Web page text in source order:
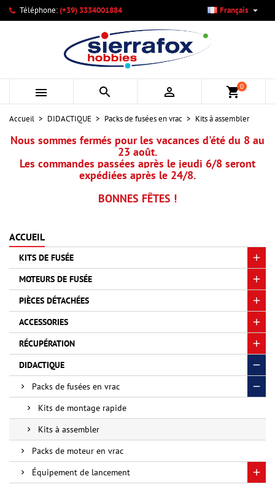
Téléphone:(+39) 3334001884 Français 
   shopping_cart0
Accueil DIDACTIQUE Packs de fusées en vrac Kits à assembler
Nous sommes fermés pour les vacances d'été du 8 au
23 août.
Les commandes passées après le jeudi 6/8 seront
expédiées après le 24/8.
BONNES FÊTES !
ACCUEIL
KITS DE FUSÉE
MOTEURS DE FUSÉE
PIÈCES DÉTACHÉES
ACCESSORIES
RÉCUPÉRATION
DIDACTIQUE
Packs de fusées en vrac
Kits de montage rapide
Kits à assembler
Packs de moteur en vrac
Équipement de lancement
Mes listes d'envies ×
Créer une nouvelle liste
((modalTitle)) ×
((confirmMessage))
((cancelText)) ((modalDeleteText))
Créer une liste d'envies ×
Nom de la liste d'envies
Annuler Créer une liste d'envies
Connexion ×
Vous devez être connecté pour ajouter des produits à votre
liste d'envies.
Annuler Connexion